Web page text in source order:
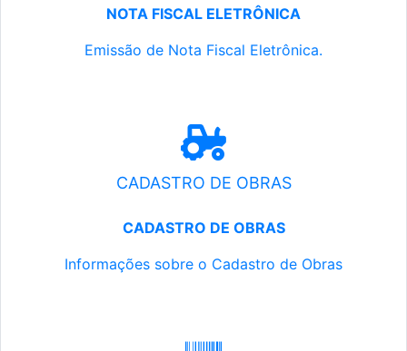
NOTA FISCAL ELETRÔNICA
Emissão de Nota Fiscal Eletrônica.
CADASTRO DE OBRAS
CADASTRO DE OBRAS
Informações sobre o Cadastro de Obras